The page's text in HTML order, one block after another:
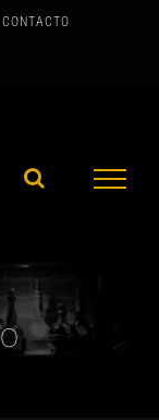
CONTACTO